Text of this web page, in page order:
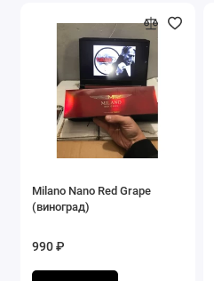
Milano Nano Red Grape
(виноград)
990 ₽